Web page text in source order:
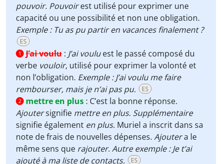
pouvoir. Pouvoirest utilisé pour exprimer une
capacité ou une possibilité et non une obligation.
Exemple : Tu as pu partir en vacances finalement ?
ES
1 J’ai voulu : J’ai vouluest le passé composé du
verbe vouloir, utilisé pour exprimer la volonté et
non l’obligation. Exemple : J’ai voulu me faire
rembourser, mais je n’ai pas pu.
ES
2 mettre en plus : C’est la bonne réponse.
Ajoutersignifie mettre en plus. Supplémentaire
signifie également en plus. Muriel a inscrit dans sa
note de frais de nouvelles dépenses. Ajoutera le
même sens que rajouter. Autre exemple : Je t’ai
ajouté à ma liste de contacts.
ES